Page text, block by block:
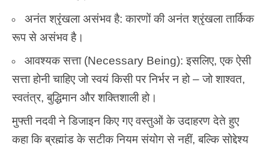
अनंत श्रृंखला असंभव है: कारणों की अनंत श्रृंखला तार्किक
रूप से असंभव है।
आवश्यक सत्ता (Necessary Being): इसलिए, एक ऐसी
सत्ता होनी चाहिए जो स्वयं किसी पर निर्भर न हो – जो शाश्वत,
स्वतंत्र, बुद्धिमान और शक्तिशाली हो।
मुफ्ती नदवी ने डिजाइन किए गए वस्तुओं के उदाहरण देते हुए
कहा कि ब्रह्मांड के सटीक नियम संयोग से नहीं, बल्कि सोद्देश्य